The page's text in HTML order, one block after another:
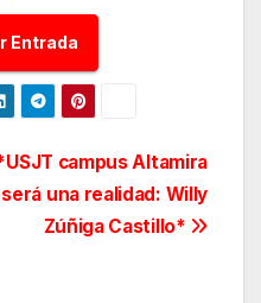
Entrada
campus Altamira
será una realidad: Willy
Zúñiga Castillo*